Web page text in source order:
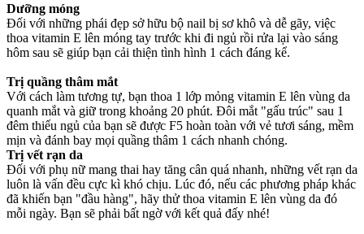
Dưỡng móng
Đối với những phái đẹp sở hữu bộ nail bị sơ khô và dễ gãy, việc
thoa vitamin E lên móng tay trước khi đi ngủ rồi rửa lại vào sáng
hôm sau sẽ giúp bạn cải thiện tình hình 1 cách đáng kể.
Trị quầng thâm mắt
Với cách làm tương tự, bạn thoa 1 lớp mỏng vitamin E lên vùng da
quanh mắt và giữ trong khoảng 20 phút. Đôi mắt "gấu trúc" sau 1
đêm thiếu ngủ của bạn sẽ được F5 hoàn toàn với vẻ tươi sáng, mềm
mịn và đánh bay mọi quầng thâm 1 cách nhanh chóng.
Trị vết rạn da
Đối với phụ nữ mang thai hay tăng cân quá nhanh, những vết rạn da
luôn là vấn đều cực kì khó chịu. Lúc đó, nếu các phương pháp khác
đã khiến bạn "đầu hàng", hãy thử thoa vitamin E lên vùng da đó
mỗi ngày. Bạn sẽ phải bất ngờ với kết quả đấy nhé!